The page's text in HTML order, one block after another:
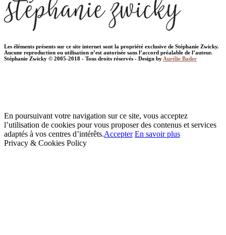
Les éléments présents sur ce site internet sont la propriété exclusive de Stéphanie Zwicky.
Aucune reproduction ou utilisation n’est autorisée sans l’accord préalable de l’auteur.
Stéphanie Zwicky © 2005-2018 - Tous droits réservés - Design byAurélie Bader
En poursuivant votre navigation sur ce site, vous acceptez
l’utilisation de cookies pour vous proposer des contenus et services
adaptés à vos centres d’intérêts.Accepter En savoir plus
Privacy & Cookies Policy